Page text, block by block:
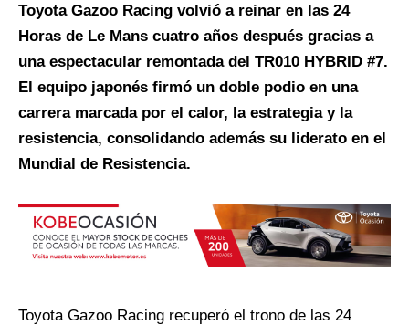
Toyota Gazoo Racing volvió a reinar en las 24
Horas de Le Mans cuatro años después gracias a
una espectacular remontada del TR010 HYBRID #7.
El equipo japonés firmó un doble podio en una
carrera marcada por el calor, la estrategia y la
resistencia, consolidando además su liderato en el
Mundial de Resistencia.
Toyota Gazoo Racing recuperó el trono de las 24